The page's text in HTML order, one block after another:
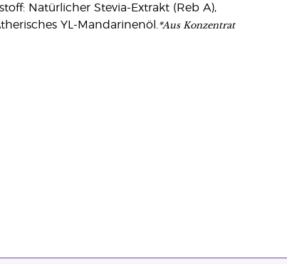
Natürlicher Stevia-Extrakt (Reb A),
YL-Mandarinenöl. *Aus Konzentrat